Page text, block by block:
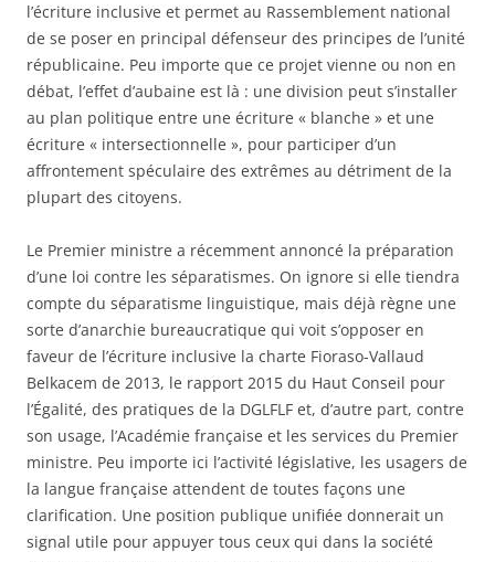
l’écriture inclusive et permet au Rassemblement national
de se poser en principal défenseur des principes de l’unité
républicaine. Peu importe que ce projet vienne ou non en
débat, l’effet d’aubaine est là : une division peut s’installer
au plan politique entre une écriture « blanche » et une
écriture « intersectionnelle », pour participer d’un
affrontement spéculaire des extrêmes au détriment de la
plupart des citoyens.
Le Premier ministre a récemment annoncé la préparation
d’une loi contre les séparatismes. On ignore si elle tiendra
compte du séparatisme linguistique, mais déjà règne une
sorte d’anarchie bureaucratique qui voit s’opposer en
faveur de l’écriture inclusive la charte Fioraso-Vallaud
Belkacem de 2013, le rapport 2015 du Haut Conseil pour
l’Égalité, des pratiques de la DGLFLF et, d’autre part, contre
son usage, l’Académie française et les services du Premier
ministre. Peu importe ici l’activité législative, les usagers de
la langue française attendent de toutes façons une
clarification. Une position publique unifiée donnerait un
signal utile pour appuyer tous ceux qui dans la société